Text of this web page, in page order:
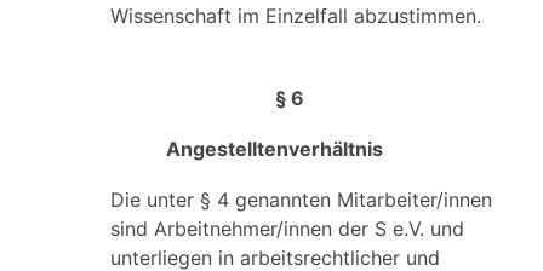
Wissenschaft im Einzelfall abzustimmen.
§ 6
Angestelltenverhältnis
Die unter § 4 genannten Mitarbeiter/innen
sind Arbeitnehmer/innen der S e.V. und
unterliegen in arbeitsrechtlicher und